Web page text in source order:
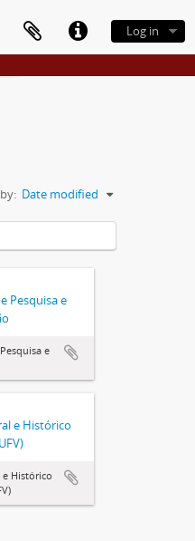
Log in
Date modified
Pesquisa e
e
e Histórico
Histórico